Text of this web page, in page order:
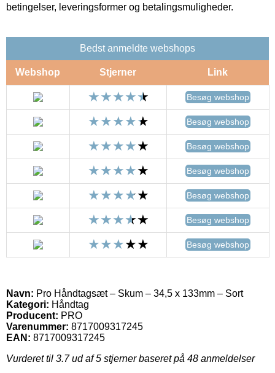
betingelser, leveringsformer og betalingsmuligheder.
Bedst anmeldte webshops
Webshop Stjerner Link
Besøg webshop
Besøg webshop
Besøg webshop
Besøg webshop
Besøg webshop
Besøg webshop
Besøg webshop
Navn: Pro Håndtagsæt – Skum – 34,5 x 133mm – Sort
Kategori: Håndtag
Producent: PRO
Varenummer: 8717009317245
EAN: 8717009317245
Vurderet til 3.7ud af 5 stjerner baseret på 48 anmeldelser